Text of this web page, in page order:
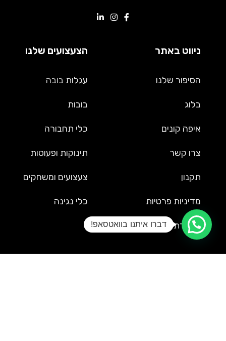
ניווט באתר
הסיפור שלנו
בלוג
איפה קונים
צרו קשר
תקנון
מדיניות פרטיות
הצהרת נגישות
הצעצועים שלנו
עגלות בובה
בובות
כלי תחבורה
תינוקות ופעוטות
צעצועים ומשחקים
כלי נגינה
דברו איתנו בוואטסאפ!